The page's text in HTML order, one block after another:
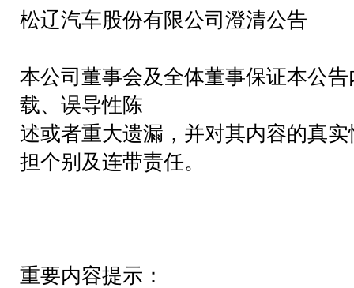
松辽汽车股份有限公司澄清公告
本公司董事会及全体董事保证本公
载、误导性陈
述或者重大遗漏，并对其内容的真
担个别及连带责任。
重要内容提示：